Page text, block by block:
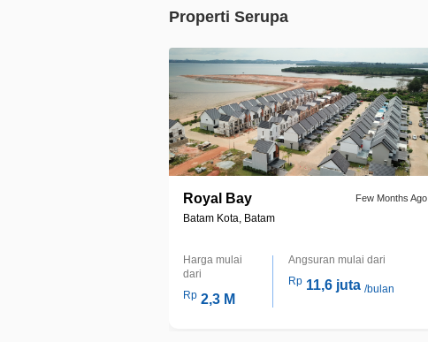
Properti Serupa
Royal Bay
Batam Kota, Batam
Few Months Ago
Harga mulai
dari
Rp 2,3 M
Angsuran mulai dari
Rp 11,6 juta /bulan